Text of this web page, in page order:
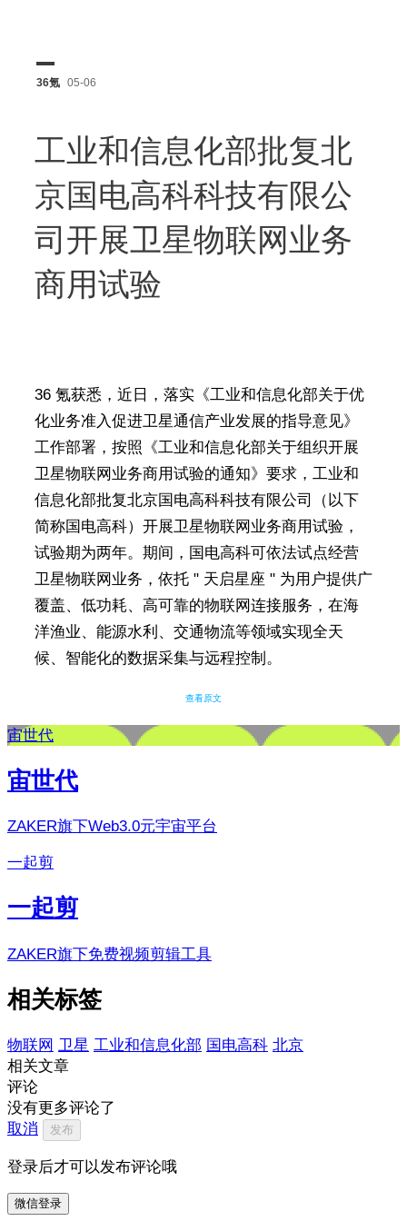
36氪 05-06
工业和信息化部批复北
京国电高科科技有限公
司开展卫星物联网业务
商用试验
36 氪获悉，近日，落实《工业和信息化部关于优
化业务准入促进卫星通信产业发展的指导意见》
工作部署，按照《工业和信息化部关于组织开展
卫星物联网业务商用试验的通知》要求，工业和
信息化部批复北京国电高科科技有限公司（以下
简称国电高科）开展卫星物联网业务商用试验，
试验期为两年。期间，国电高科可依法试点经营
卫星物联网业务，依托 " 天启星座 " 为用户提供广
覆盖、低功耗、高可靠的物联网连接服务，在海
洋渔业、能源水利、交通物流等领域实现全天
候、智能化的数据采集与远程控制。
查看原文
宙世代
宙世代
ZAKER旗下Web3.0元宇宙平台
一起剪
一起剪
ZAKER旗下免费视频剪辑工具
相关标签
物联网 卫星 工业和信息化部 国电高科 北京
相关文章
评论
没有更多评论了
取消
发布
登录后才可以发布评论哦
微信登录